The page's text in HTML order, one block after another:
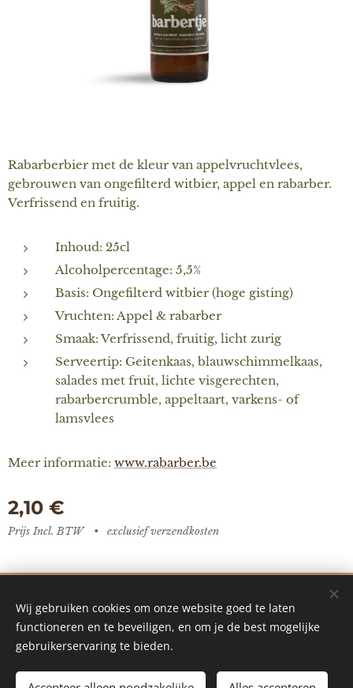
Rabarberbier met de kleur van appelvruchtvlees,
gebrouwen van ongefilterd witbier, appel en rabarber.
Verfrissend en fruitig.
Inhoud: 25cl
Alcoholpercentage: 5,5%
Basis: Ongefilterd witbier (hoge gisting)
Vruchten: Appel & rabarber
Smaak: Verfrissend, fruitig, licht zurig
Serveertip: Geitenkaas, blauwschimmelkaas,
salades met fruit, lichte visgerechten,
rabarbercrumble, appeltaart, varkens- of
lamsvlees
Meer informatie: www.rabarber.be
2,10 €
Prijs Incl. BTW exclusief verzendkosten
Mogelijk gemaakt door Webnode
Talen
Nederlands
English
Wij gebruiken cookies om onze website goed te laten
functioneren en te beveiligen, en om je de best mogelijke
gebruikerservaring te bieden.